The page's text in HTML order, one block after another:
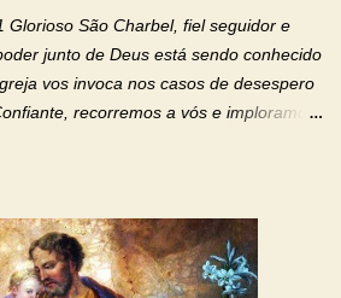
que quiseste atrair tudo a teu unigênito
permite que, pelos méritos e exemplos
Glorioso São Charbel, fiel seguidor e
junto de Deus está sendo conhecido
vos invoca nos casos de desespero
recorremos a vós e imploramos
nos deste favor, da vossa intercessão
patrono, para maior glória de Deus e o
Charbel! Rogai por Nós e por todos